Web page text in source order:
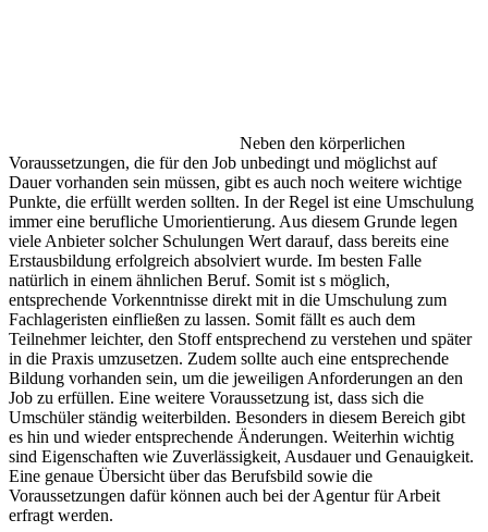
Neben den körperlichen
Voraussetzungen, die für den Job unbedingt und möglichst auf
Dauer vorhanden sein müssen, gibt es auch noch weitere wichtige
Punkte, die erfüllt werden sollten. In der Regel ist eine Umschulung
immer eine berufliche Umorientierung. Aus diesem Grunde legen
viele Anbieter solcher Schulungen Wert darauf, dass bereits eine
Erstausbildung erfolgreich absolviert wurde. Im besten Falle
natürlich in einem ähnlichen Beruf. Somit ist s möglich,
entsprechende Vorkenntnisse direkt mit in die Umschulung zum
Fachlageristen einfließen zu lassen. Somit fällt es auch dem
Teilnehmer leichter, den Stoff entsprechend zu verstehen und später
in die Praxis umzusetzen. Zudem sollte auch eine entsprechende
Bildung vorhanden sein, um die jeweiligen Anforderungen an den
Job zu erfüllen. Eine weitere Voraussetzung ist, dass sich die
Umschüler ständig weiterbilden. Besonders in diesem Bereich gibt
es hin und wieder entsprechende Änderungen. Weiterhin wichtig
sind Eigenschaften wie Zuverlässigkeit, Ausdauer und Genauigkeit.
Eine genaue Übersicht über das Berufsbild sowie die
Voraussetzungen dafür können auch bei der Agentur für Arbeit
erfragt werden.